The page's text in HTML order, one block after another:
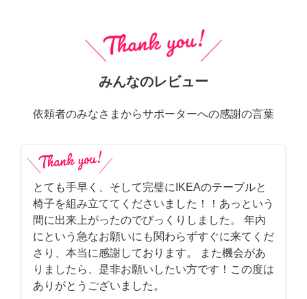
みんなのレビュー
依頼者のみなさまからサポーターへの感謝の言葉
とても手早く、そして完璧にIKEAのテーブルと
椅子を組み立ててくださいました！！あっという
間に出来上がったのでびっくりしました。 年内
にという急なお願いにも関わらずすぐに来てくだ
さり、本当に感謝しております。 また機会があ
りましたら、是非お願いしたい方です！この度は
ありがとうございました。